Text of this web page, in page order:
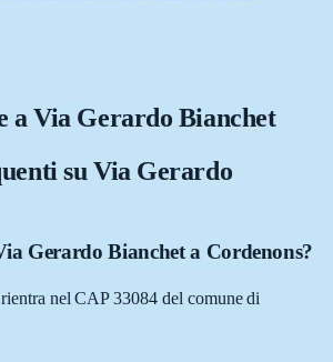
aVia Gerardo Bianchet
su Via Gerardo
Gerardo Bianchet a Cordenons?
nel CAP 33084 del comune di